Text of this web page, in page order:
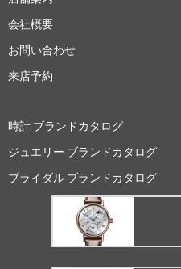
会社概要
お問い合わせ
来店予約
時計 ブランドカタログ
ジュエリー ブランドカタログ
ブライダル ブランドカタログ